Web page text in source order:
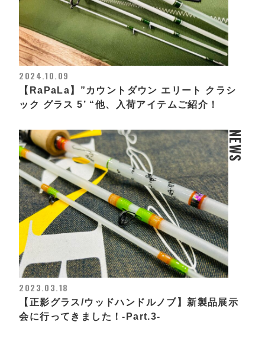
2024.10.09
【RaPaLa】”カウントダウン エリート クラシ
ック グラス 5’ “他、入荷アイテムご紹介！
NEWS
2023.03.18
【正影グラス/ウッドハンドルノブ】新製品展示
会に行ってきました！-Part.3-